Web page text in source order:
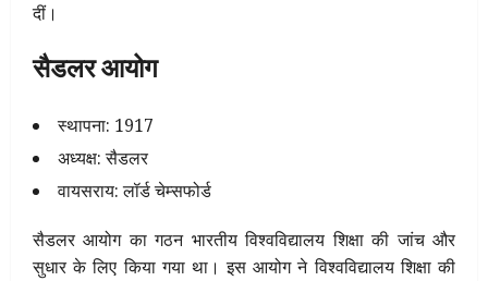
दीं।
सैडलर आयोग
स्थापना: 1917
अध्यक्ष: सैडलर
वायसराय: लॉर्ड चेम्सफोर्ड
सैडलर आयोग का गठन भारतीय विश्वविद्यालय शिक्षा की जांच और
सुधार के लिए किया गया था। इस आयोग ने विश्वविद्यालय शिक्षा की